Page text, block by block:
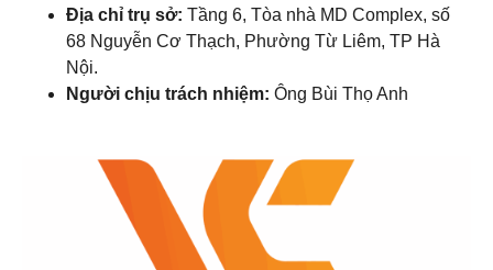
Địa chỉ trụ sở: Tầng 6, Tòa nhà MD Complex, số
68 Nguyễn Cơ Thạch, Phường Từ Liêm, TP Hà
Nội.
Người chịu trách nhiệm: Ông Bùi Thọ Anh